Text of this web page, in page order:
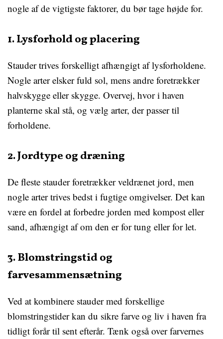
nogle af de vigtigste faktorer, du bør tage højde for.
1. Lysforhold og placering
Stauder trives forskelligt afhængigt af lysforholdene.
Nogle arter elsker fuld sol, mens andre foretrækker
halvskygge eller skygge. Overvej, hvor i haven
planterne skal stå, og vælg arter, der passer til
forholdene.
2. Jordtype og dræning
De fleste stauder foretrækker veldrænet jord, men
nogle arter trives bedst i fugtige omgivelser. Det kan
være en fordel at forbedre jorden med kompost eller
sand, afhængigt af om den er for tung eller for let.
3. Blomstringstid og
farvesammensætning
Ved at kombinere stauder med forskellige
blomstringstider kan du sikre farve og liv i haven fra
tidligt forår til sent efterår. Tænk også over farvernes